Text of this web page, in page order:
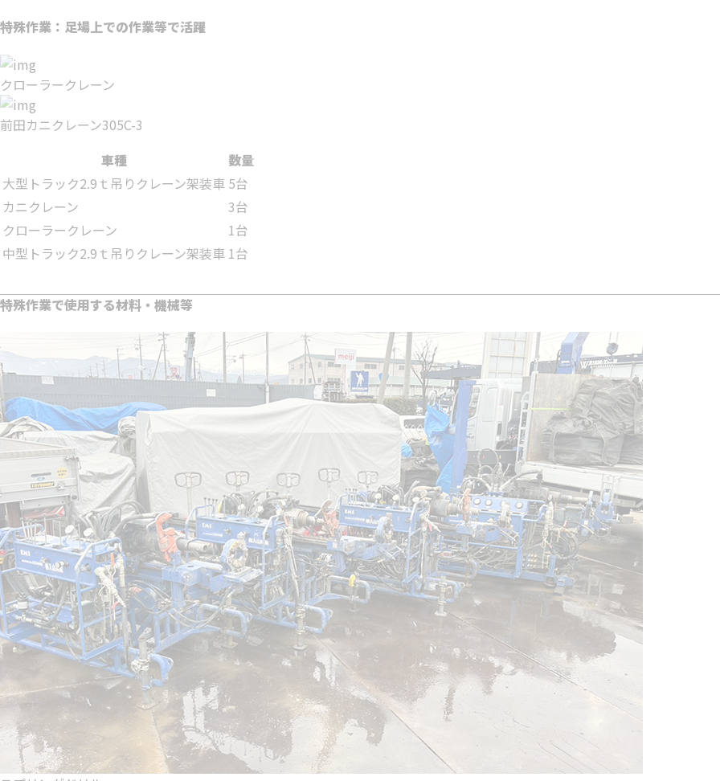
特殊作業：足場上での作業等で活躍
クローラークレーン
前田カニクレーン305C-3
車種
数量
大型トラック2.9ｔ吊りクレーン架装車 5台
カニクレーン
3台
クローラークレーン
1台
中型トラック2.9ｔ吊りクレーン架装車 1台
特殊作業で使用する材料・機械等